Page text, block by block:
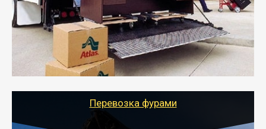
- Служебный или военный переезд может быть на
отдельном авто или догрузом (по меньшей
стоимости).
- Тайгер Логистик подберет автотранспорт, быстро и
качественно организует переезд к новому месту
службы или работы с гарантией сохранности груза и
оформлением документов, подтверждающих
Перевозка фурами